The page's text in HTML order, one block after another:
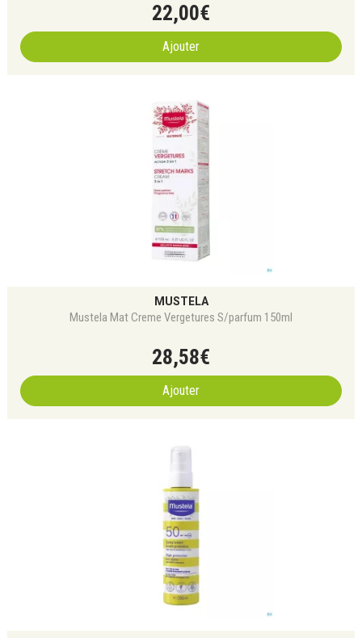
22,00€
Ajouter
MUSTELA
Mustela Mat Creme Vergetures S/parfum 150ml
28,58€
Ajouter